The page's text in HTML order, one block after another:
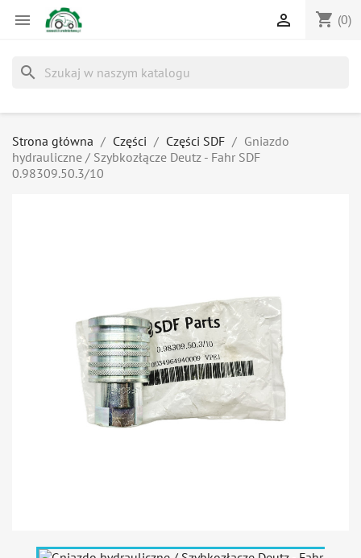
 shopping_cart (0)

search
Strona główna Części Części SDF
Gniazdo
hydrauliczne / Szybkozłącze Deutz - Fahr SDF
0.98309.50.3/10